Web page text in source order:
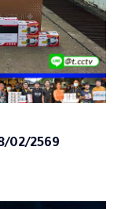
02/2569